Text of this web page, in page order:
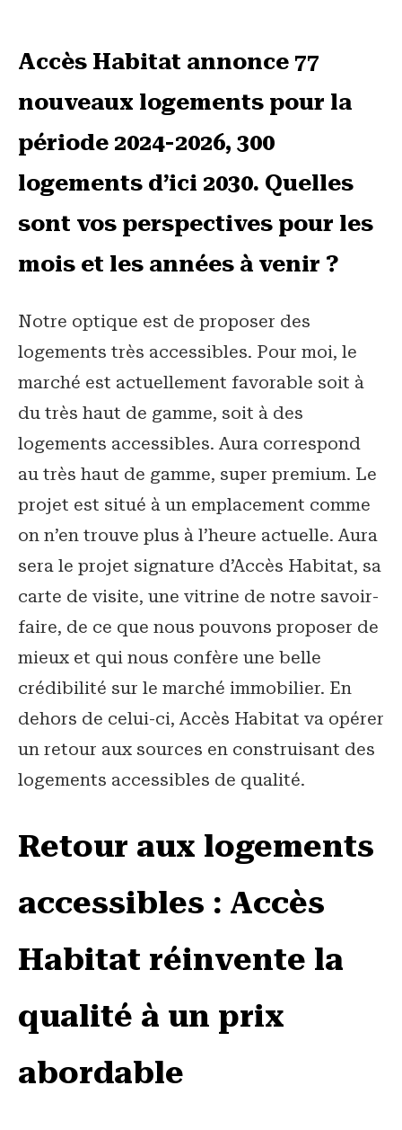
Accès Habitat annonce 77
nouveaux logements pour la
période 2024-2026, 300
logements d’ici 2030. Quelles
sont vos perspectives pour les
mois et les années à venir ?
Notre optique est de proposer des
logements très accessibles. Pour moi, le
marché est actuellement favorable soit à
du très haut de gamme, soit à des
logements accessibles. Aura correspond
au très haut de gamme, super premium. Le
projet est situé à un emplacement comme
on n’en trouve plus à l’heure actuelle. Aura
sera le projet signature d’Accès Habitat, sa
carte de visite, une vitrine de notre savoir-
faire, de ce que nous pouvons proposer de
mieux et qui nous confère une belle
crédibilité sur le marché immobilier. En
dehors de celui-ci, Accès Habitat va opérer
un retour aux sources en construisant des
logements accessibles de qualité.
Retour aux logements
accessibles : Accès
Habitat réinvente la
qualité à un prix
abordable